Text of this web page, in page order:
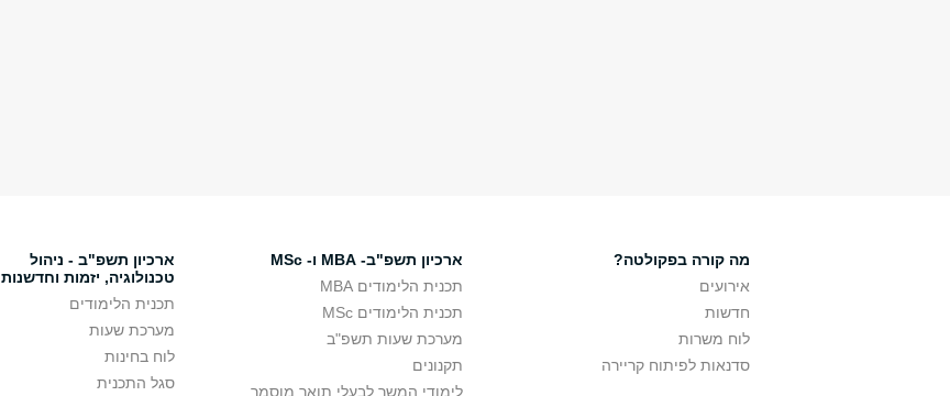
מה קורה בפקולטה?
אירועים
חדשות
לוח משרות
סדנאות לפיתוח קריירה
ארכיון תשפ"ב- MBA ו- MSc
תכנית הלימודים MBA
תכנית הלימודים MSc
מערכת שעות תשפ"ב
תקנונים
לימודי המשך לבעלי תואר מוסמך
ארכיון תשפ"ב - ניהול
טכנולוגיה, יזמות וחדשנות
תכנית הלימודים
מערכת שעות
לוח בחינות
סגל התכנית